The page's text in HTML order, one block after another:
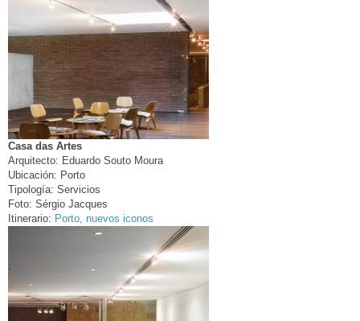
Casa das Artes
Arquitecto: Eduardo Souto Moura
Ubicación: Porto
Tipología: Servicios
Foto: Sérgio Jacques
Itinerario: Porto, nuevos iconos